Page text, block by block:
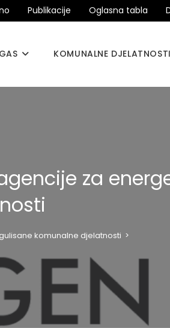
Publikacije Oglasna tabla
KOMUNALNE DJELATNOSTI
za
komunalne djelatnosti >